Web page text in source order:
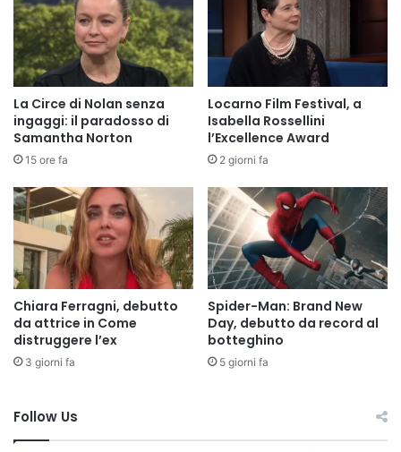
La Circe di Nolan senza
ingaggi: il paradosso di
Samantha Norton
15 ore fa
Locarno Film Festival, a
Isabella Rossellini
l’Excellence Award
2 giorni fa
Chiara Ferragni, debutto
da attrice in Come
distruggere l’ex
3 giorni fa
Spider-Man: Brand New
Day, debutto da record al
botteghino
5 giorni fa
Follow Us